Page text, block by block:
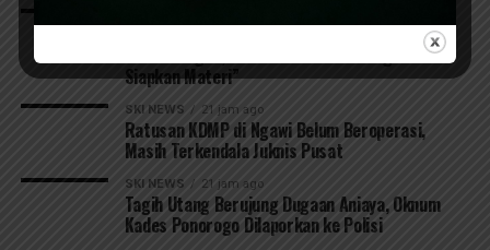
TPA Pojok Makin Panas, Warga Sebut Pemkot
Kediri Arogan, Pemkot Kekeh Banding: “Kami
Siapkan Materi”
SKI NEWS 21 jam ago
Ratusan KDMP di Ngawi Belum Beroperasi,
Masih Terkendala Juknis Pusat
SKI NEWS 21 jam ago
Tagih Utang Berujung Dugaan Aniaya, Oknum
Kades Ponorogo Dilaporkan ke Polisi